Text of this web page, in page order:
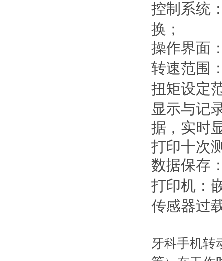
控制系统
换 ；
操作界面
转速范围
扭矩设定
显示与记
据，实时
打印十次
数据保存
打印机：
传感器过
牙科手机转